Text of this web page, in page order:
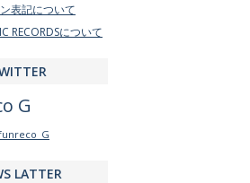
表記について
RECORDSについて
G
LATTER